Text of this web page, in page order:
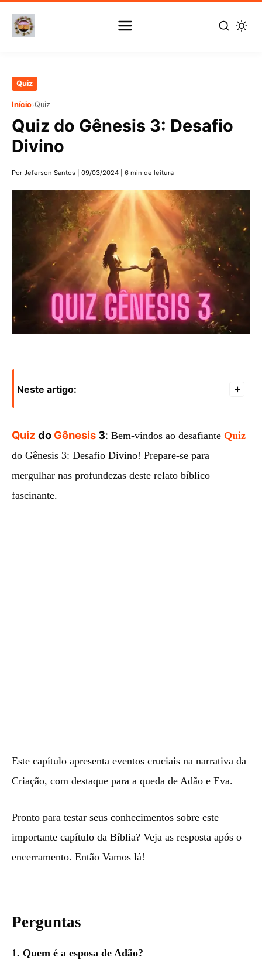
Pular
conteúdo
principal
Quiz
Início›Quiz
Quiz do Gênesis 3: Desafio
Divino
Por Jeferson Santos 09/03/2024 6 min de leitura
Neste artigo: +
Quiz do Gênesis 3: Bem-vindos ao desafiante Quiz
do Gênesis 3: Desafio Divino! Prepare-se para
mergulhar nas profundezas deste relato bíblico
fascinante.
Este capítulo apresenta eventos cruciais na narrativa da
Criação, com destaque para a queda de Adão e Eva.
Pronto para testar seus conhecimentos sobre este
importante capítulo da Bíblia? Veja as resposta após o
encerramento. Então Vamos lá!
Perguntas
1. Quem é a esposa de Adão?